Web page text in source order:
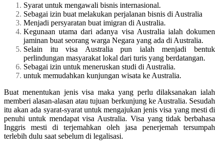
Syarat untuk mengawali bisnis internasional.
Sebagai izin buat melakukan perjalanan bisnis di Australia
Menjadi persyaratan buat imigran di Australia.
Kegunaan utama dari adanya visa Australia ialah dokumen
jaminan buat seorang warga Negara yang ada di Australia.
Selain itu visa Australia pun ialah menjadi bentuk
perlindungan masyarakat lokal dari turis yang berdatangan.
Sebagai izin untuk meneruskan studi di Australia.
untuk memudahkan kunjungan wisata ke Australia.
Buat menentukan jenis visa maka yang perlu dilaksanakan ialah
memberi alasan-alasan atau tujuan berkunjung ke Australia. Sesudah
itu akan ada syarat-syarat untuk mengajukan jenis visa yang mesti di
penuhi untuk mendapat visa Australia. Visa yang tidak berbahasa
Inggris mesti di terjemahkan oleh jasa penerjemah tersumpah
terlebih dulu saat sebelum di legalisasi.